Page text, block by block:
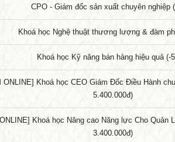
CPO - Giám đốc sản xuất chuyên nghiệp
Khoá học Nghệ thuật thương lượng & đàm
Khoá học Kỹ năng bán hàng hiệu quả (-
ONLINE] Khoá học CEO Giám Đốc Điều Hành
5.400.000đ)
Khoá học Nâng cao Năng lực Cho Quản
3.400.000đ)